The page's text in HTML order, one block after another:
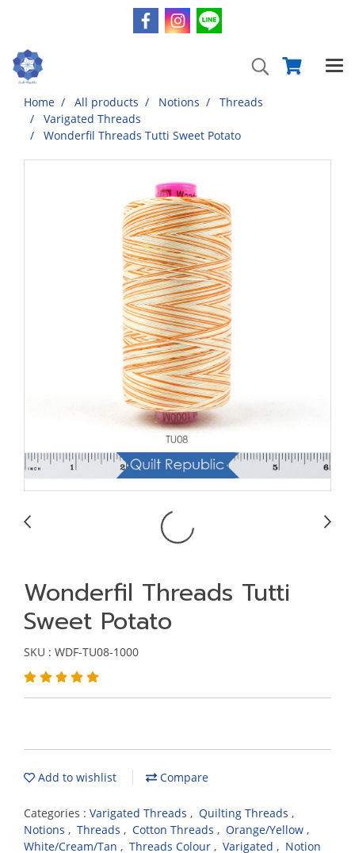
Home All products Notions
Threads
Varigated Threads
Wonderfil Threads Tutti Sweet Potato
Wonderfil Threads Tutti
Sweet Potato
SKU : WDF-TU08-1000
Add to wishlist Compare
Categories : Varigated Threads , Quilting Threads ,
Notions , Threads , Cotton Threads , Orange/Yellow ,
White/Cream/Tan , Threads Colour , Varigated , Notion